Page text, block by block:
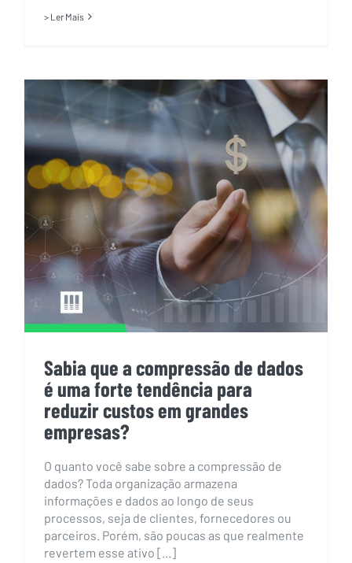
> Ler Mais
Sabia que a compressão de
dados é uma forte tendência
para reduzir custos em grandes
empresas?
Sabia que a compressão de dados
é uma forte tendência para
reduzir custos em grandes
empresas?
O quanto você sabe sobre a compressão de
dados? Toda organização armazena
informações e dados ao longo de seus
processos, seja de clientes, fornecedores ou
parceiros. Porém, são poucas as que realmente
revertem esse ativo [...]